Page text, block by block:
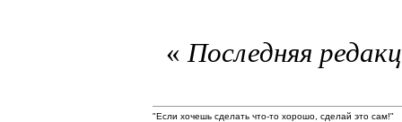
«Последняя
"Если хочешь сделать что-то хорошо, сделай это сам!"